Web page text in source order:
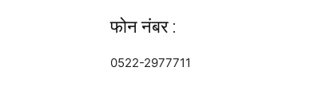
फोन नंबर :
0522-2977711